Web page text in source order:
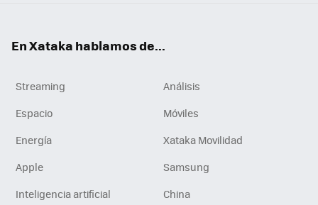
En Xataka hablamos de...
Streaming
Análisis
Espacio
Móviles
Energía
Xataka Movilidad
Apple
Samsung
Inteligencia artificial
China